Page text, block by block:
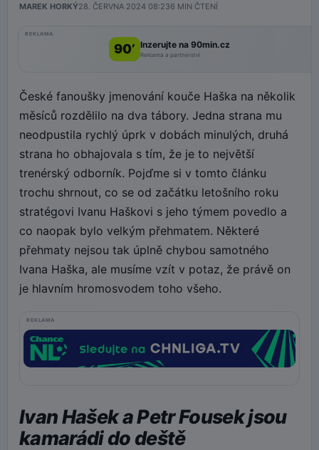
MAREK HORKÝ28. ČERVNA 2024 08:236 MIN ČTENÍ
REKLAMA
90’ Inzerujte na 90min.cz
Reklama a partnerství
České fanoušky jmenování kouče Haška na několik
měsíců rozdělilo na dva tábory. Jedna strana mu
neodpustila rychlý úprk v dobách minulých, druhá
strana ho obhajovala s tím, že je to největší
trenérský odborník. Pojďme si v tomto článku
trochu shrnout, co se od začátku letošního roku
stratégovi Ivanu Haškovi s jeho týmem povedlo a
co naopak bylo velkým přehmatem. Některé
přehmaty nejsou tak úplně chybou samotného
Ivana Haška, ale musíme vzít v potaz, že právě on
je hlavním hromosvodem toho všeho.
REKLAMA
Ivan Hašek a Petr Fousek jsou
kamarádi do deště